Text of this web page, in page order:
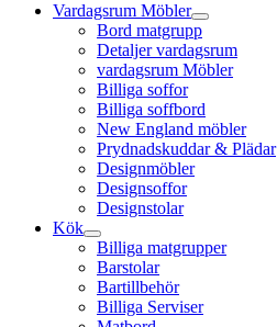
Vardagsrum Möbler
Bord matgrupp
Detaljer vardagsrum
vardagsrum Möbler
Billiga soffor
Billiga soffbord
New England möbler
Prydnadskuddar & Plädar
Designmöbler
Designsoffor
Designstolar
Kök
Billiga matgrupper
Barstolar
Bartillbehör
Billiga Serviser